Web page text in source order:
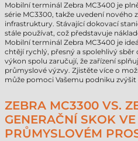
Mobilní terminál Zebra MC3400 je
série MC3300, takže uvedení nového
infrastruktury. Stávající dokovací
stále používat, což představuje
Mobilní terminál Zebra MC3400 je
chtějí rychlý, přesný a spolehlivý
výkon spolu zaručují, že zařízení
průmyslové výzvy. Zjistěte více o
může pomoci Vašemu podniku
ZEBRA MC3300 VS.
GENERAČNÍ SKOK
PRŮMYSLOVÉM